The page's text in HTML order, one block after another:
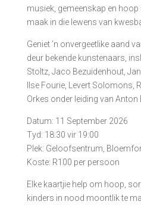
musiek, gemeenskap en
maak in die lewens van
Geniet ’n onvergeetlike aand
deur bekende kunstenaars,
Stoltz, Jaco Bezuidenhout,
Ilse Fourie, Levert Solomons,
Orkes onder leiding van Anton
Datum: 11 September 2026
Tyd: 18:30 vir 19:00
Plek: Geloofsentrum,
Koste: R100 per persoon
Elke kaartjie help om hoop,
kinders in nood moontlik te